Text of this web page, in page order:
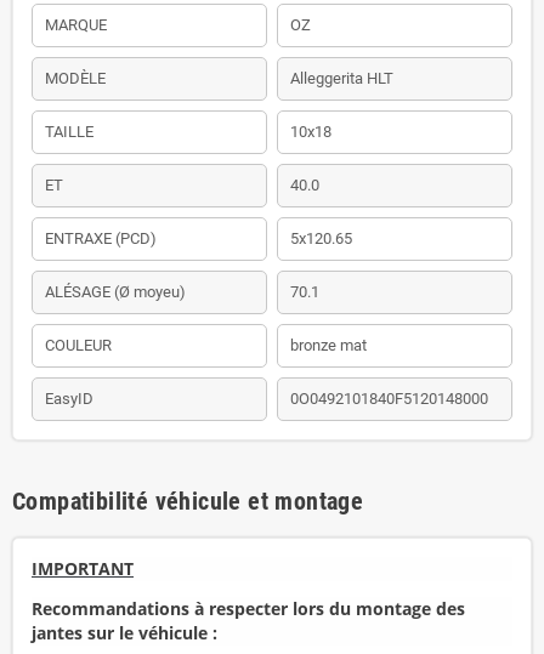
MARQUE OZ
MODÈLE Alleggerita HLT
TAILLE 10x18
ET 40.0
ENTRAXE (PCD) 5x120.65
ALÉSAGE (Ø moyeu) 70.1
COULEUR bronze mat
EasyID 0O0492101840F5120148000
Compatibilité véhicule et montage
IMPORTANT
Recommandations à respecter lors du montage des
jantes sur le véhicule :